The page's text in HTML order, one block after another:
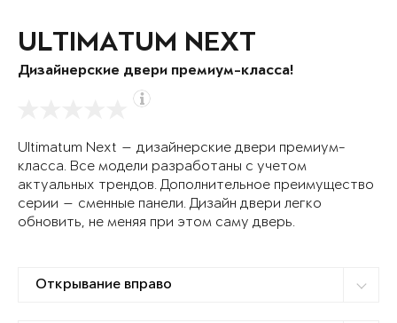
ULTIMATUM NEXT
Дизайнерские двери премиум-класса!
Ultimatum Next — дизайнерские двери премиум-
класса. Все модели разработаны с учетом
актуальных трендов. Дополнительное преимущество
серии — сменные панели. Дизайн двери легко
обновить, не меняя при этом саму дверь.